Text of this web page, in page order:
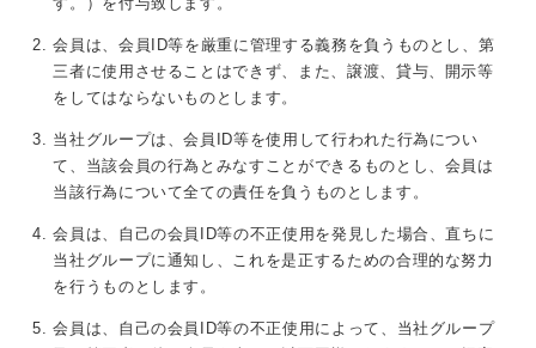
会員は、会員ID等を厳重に管理する義務を負うものとし、第
三者に使用させることはできず、また、譲渡、貸与、開示等
をしてはならないものとします。
当社グループは、会員ID等を使用して行われた行為につい
て、当該会員の行為とみなすことができるものとし、会員は
当該行為について全ての責任を負うものとします。
会員は、自己の会員ID等の不正使用を発見した場合、直ちに
当社グループに通知し、これを是正するための合理的な努力
を行うものとします。
会員は、自己の会員ID等の不正使用によって、当社グループ